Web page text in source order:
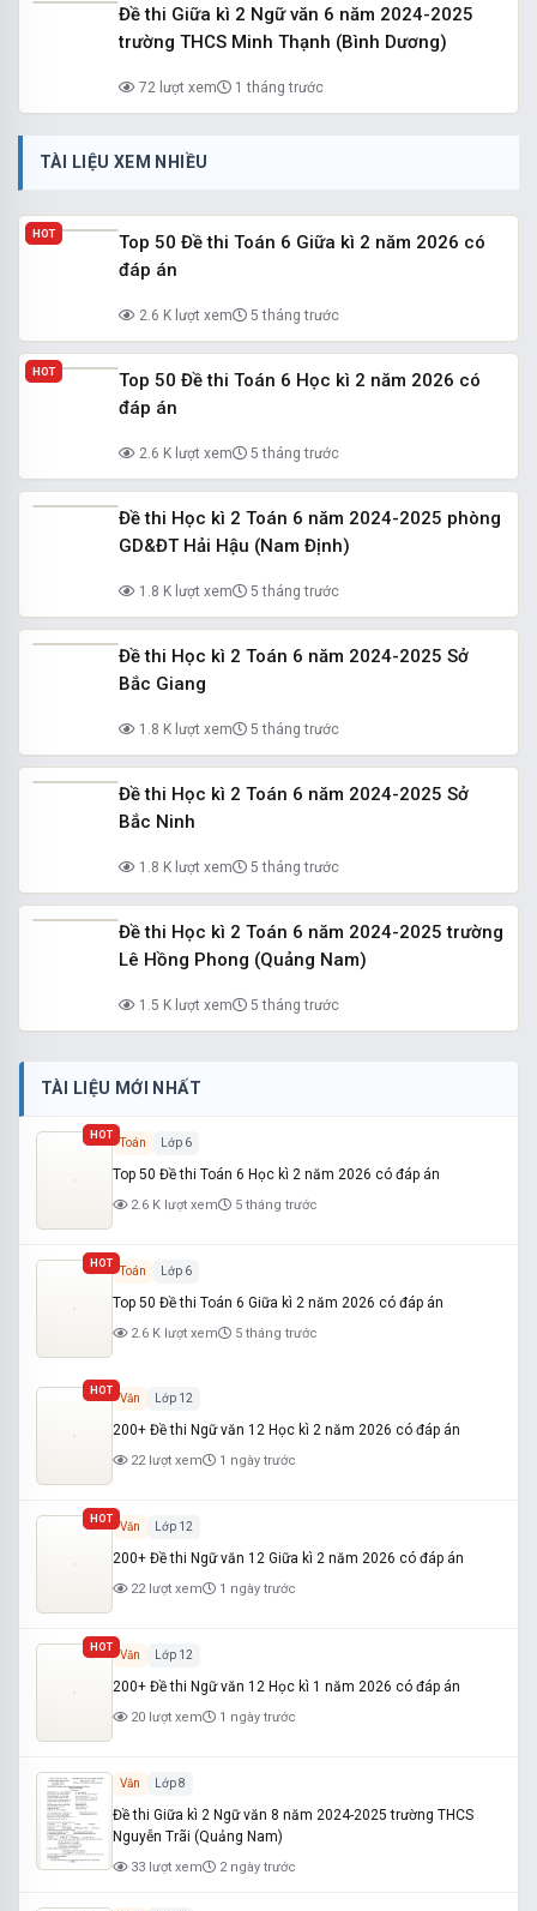
Đề thi Giữa kì 2 Ngữ văn 6 năm 2024-2025
trường THCS Minh Thạnh (Bình Dương)
72 lượt xem 1 tháng trước
TÀI LIỆU XEM NHIỀU
HOT
Top 50 Đề thi Toán 6 Giữa kì 2 năm 2026 có
đáp án
2.6 K lượt xem 5 tháng trước
HOT
Top 50 Đề thi Toán 6 Học kì 2 năm 2026 có
đáp án
2.6 K lượt xem 5 tháng trước
Đề thi Học kì 2 Toán 6 năm 2024-2025 phòng
GD&ĐT Hải Hậu (Nam Định)
1.8 K lượt xem 5 tháng trước
Đề thi Học kì 2 Toán 6 năm 2024-2025 Sở
Bắc Giang
1.8 K lượt xem 5 tháng trước
Đề thi Học kì 2 Toán 6 năm 2024-2025 Sở
Bắc Ninh
1.8 K lượt xem 5 tháng trước
Đề thi Học kì 2 Toán 6 năm 2024-2025 trường
Lê Hồng Phong (Quảng Nam)
1.5 K lượt xem 5 tháng trước
TÀI LIỆU MỚI NHẤT
HOT
Toán Lớp 6
Top 50 Đề thi Toán 6 Học kì 2 năm 2026 có đáp án
2.6 K lượt xem 5 tháng trước
HOT
Toán Lớp 6
Top 50 Đề thi Toán 6 Giữa kì 2 năm 2026 có đáp án
2.6 K lượt xem 5 tháng trước
HOT
Văn Lớp 12
200+ Đề thi Ngữ văn 12 Học kì 2 năm 2026 có đáp án
22 lượt xem 1 ngày trước
HOT
Văn Lớp 12
200+ Đề thi Ngữ văn 12 Giữa kì 2 năm 2026 có đáp án
22 lượt xem 1 ngày trước
HOT
Văn Lớp 12
200+ Đề thi Ngữ văn 12 Học kì 1 năm 2026 có đáp án
20 lượt xem 1 ngày trước
Văn Lớp 8
Đề thi Giữa kì 2 Ngữ văn 8 năm 2024-2025 trường THCS
Nguyễn Trãi (Quảng Nam)
33 lượt xem 2 ngày trước